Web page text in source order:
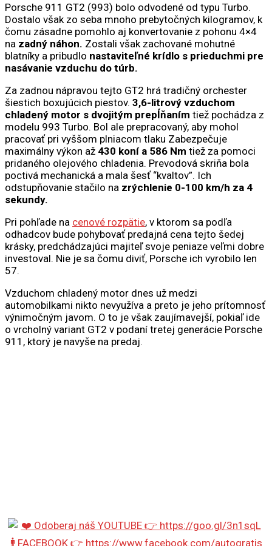
Porsche 911 GT2 (993) bolo odvodené od typu Turbo.
Dostalo však zo seba mnoho prebytočných kilogramov, k
čomu zásadne pomohlo aj konvertovanie z pohonu 4×4
na zadný náhon. Zostali však zachované mohutné
blatníky a pribudlo nastaviteľné krídlo s prieduchmi pre
nasávanie vzduchu do túrb.
Za zadnou nápravou tejto GT2 hrá tradičný orchester
šiestich boxujúcich piestov. 3,6-litrový vzduchom
chladený motor s dvojitým prepĺňaním tiež pochádza z
modelu 993 Turbo. Bol ale prepracovaný, aby mohol
pracovať pri vyššom plniacom tlaku Zabezpečuje
maximálny výkon až 430 koní a 586 Nm tiež za pomoci
pridaného olejového chladenia. Prevodová skriňa bola
poctivá mechanická a mala šesť “kvaltov”. Ich
odstupňovanie stačilo na zrýchlenie 0-100 km/h za 4
sekundy.
Pri pohľade na cenové rozpätie, v ktorom sa podľa
odhadcov bude pohybovať predajná cena tejto šedej
krásky, predchádzajúci majiteľ svoje peniaze veľmi dobre
investoval. Nie je sa čomu diviť, Porsche ich vyrobilo len
57.
Vzduchom chladený motor dnes už medzi
automobilkami nikto nevyužíva a preto je jeho prítomnosť
výnimočným javom. O to je však zaujímavejší, pokiaľ ide
o vrcholný variant GT2 v podaní tretej generácie Porsche
911, ktorý je navyše na predaj.